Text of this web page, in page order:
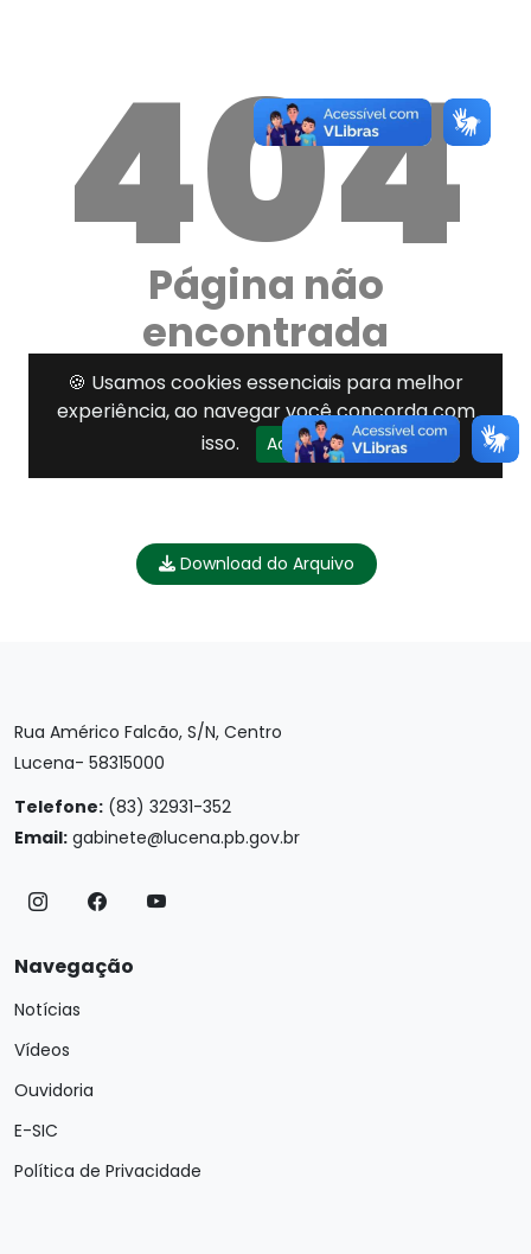
Download do Arquivo
Rua Américo Falcão, S/N, Centro
Lucena- 58315000
Telefone: (83) 32931-352
Email: gabinete@lucena.pb.gov.br
Navegação
Notícias
Vídeos
Ouvidoria
E-SIC
Política de Privacidade